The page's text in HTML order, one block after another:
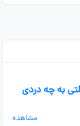
به چه دردی
مشاهده